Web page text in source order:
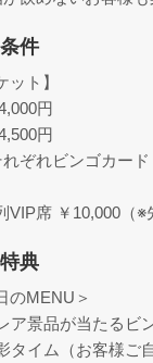
件
ット】
円
円
れぞれビンゴカー
VIP席 ￥10,000（
典
のMENU＞
ア景品が当たるビ
イム（お客様ご